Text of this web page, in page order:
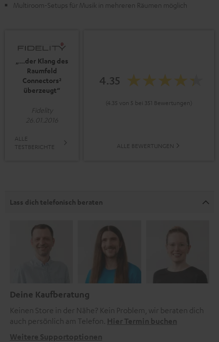
Multiroom-Setups für Musik in mehreren Räumen möglich
„...der Klang des
Raumfeld
Connectors²
überzeugt“
Fidelity
26.01.2016
ALLE
TESTBERICHTE
4.35
(4.35 von 5 bei 351 Bewertungen)
ALLE BEWERTUNGEN
Lass dich telefonisch beraten
Deine Kaufberatung
Keinen Store in der Nähe? Kein Problem, wir beraten dich
auch persönlich am Telefon. Hier Termin buchen
Weitere Supportoptionen